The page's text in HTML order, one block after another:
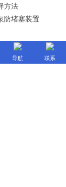
方法
防堵塞装置
导航 联系